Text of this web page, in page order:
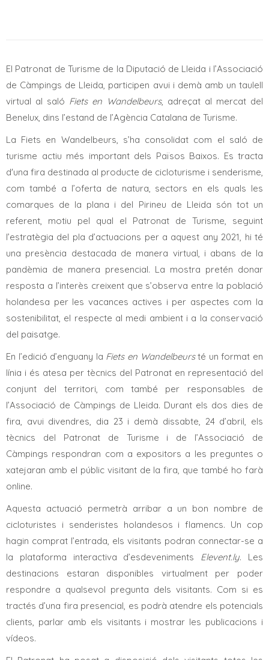
El Patronat de Turisme de la Diputació de Lleida i l’Associació
de Càmpings de Lleida, participen avui i demà amb un taulell
virtual al saló Fiets en Wandelbeurs, adreçat al mercat del
Benelux, dins l’estand de l’Agència Catalana de Turisme.
La Fiets en Wandelbeurs, s’ha consolidat com el saló de
turisme actiu més important dels Països Baixos. Es tracta
d'una fira destinada al producte de cicloturisme i senderisme,
com també a l’oferta de natura, sectors en els quals les
comarques de la plana i del Pirineu de Lleida són tot un
referent, motiu pel qual el Patronat de Turisme, seguint
l’estratègia del pla d’actuacions per a aquest any 2021, hi té
una presència destacada de manera virtual, i abans de la
pandèmia de manera presencial. La mostra pretén donar
resposta a l’interès creixent que s’observa entre la població
holandesa per les vacances actives i per aspectes com la
sostenibilitat, el respecte al medi ambient i a la conservació
del paisatge.
En l’edició d’enguany la Fiets en Wandelbeursté un format en
línia i és atesa per tècnics del Patronat en representació del
conjunt del territori, com també per responsables de
l’Associació de Càmpings de Lleida. Durant els dos dies de
fira, avui divendres, dia 23 i demà dissabte, 24 d’abril, els
tècnics del Patronat de Turisme i de l’Associació de
Càmpings respondran com a expositors a les preguntes o
xatejaran amb el públic visitant de la fira, que també ho farà
online.
Aquesta actuació permetrà arribar a un bon nombre de
cicloturistes i senderistes holandesos i flamencs. Un cop
hagin comprat l’entrada, els visitants podran connectar-se a
la plataforma interactiva d’esdeveniments Elevent.ly. Les
destinacions estaran disponibles virtualment per poder
respondre a qualsevol pregunta dels visitants. Com si es
tractés d’una fira presencial, es podrà atendre els potencials
clients, parlar amb els visitants i mostrar les publicacions i
vídeos.